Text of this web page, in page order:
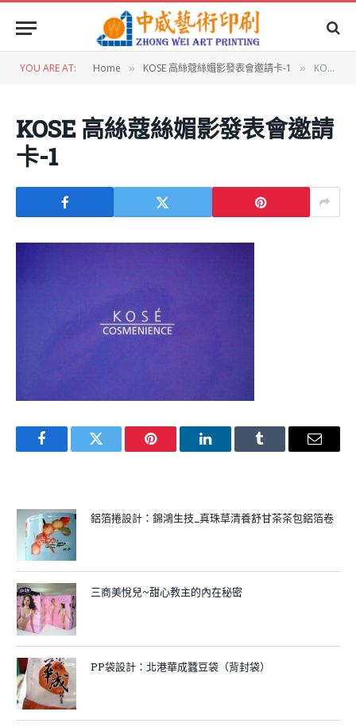
YOU ARE AT: Home » KOSE 高絲蔻絲媚影發表會邀請卡-1 » KOSE 高絲蔻絲媚影發表會邀請卡-1
KOSE 高絲蔻絲媚影發表會邀請
卡-1
FacebookTwitter Pinterest LinkedInTumblr Email
鋁箔捲設計：錦鴻生技_真珠草清養舒甘茶茶包鋁箔卷
三商美悅兒~甜心教主的內在秘密
PP袋設計：北港華成蠶豆袋（背封袋）